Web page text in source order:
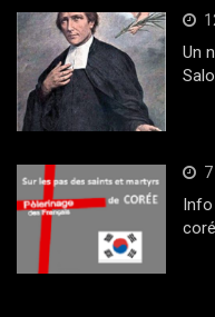
Un
Info